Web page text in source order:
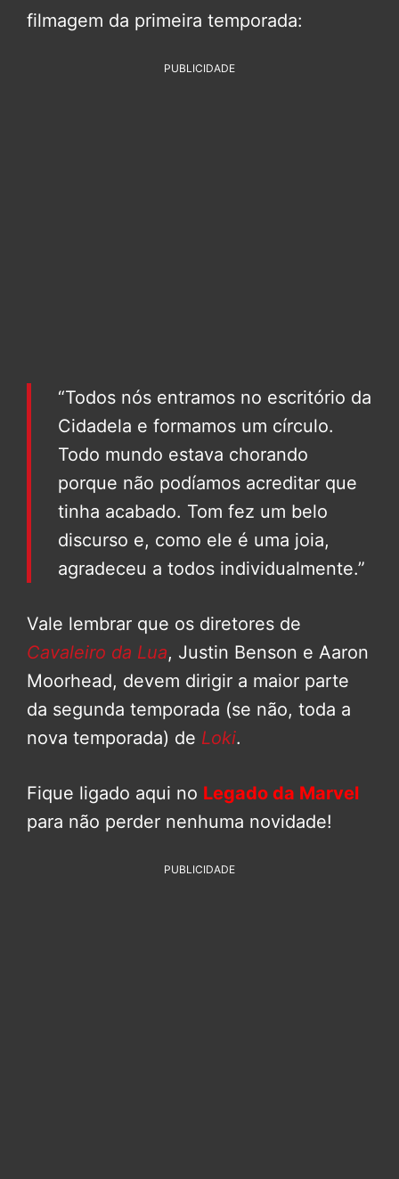
filmagem da primeira temporada:
PUBLICIDADE
“Todos nós entramos no escritório da
Cidadela e formamos um círculo.
Todo mundo estava chorando
porque não podíamos acreditar que
tinha acabado. Tom fez um belo
discurso e, como ele é uma joia,
agradeceu a todos individualmente.”
Vale lembrar que os diretores de
Cavaleiro da Lua, Justin Benson e Aaron
Moorhead, devem dirigir a maior parte
da segunda temporada (se não, toda a
nova temporada) de Loki.
Fique ligado aqui no Legado da Marvel
para não perder nenhuma novidade!
PUBLICIDADE